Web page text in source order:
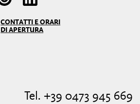
CONTATTI E ORARI
DI APERTURA
Tel. +39 0473 945 669